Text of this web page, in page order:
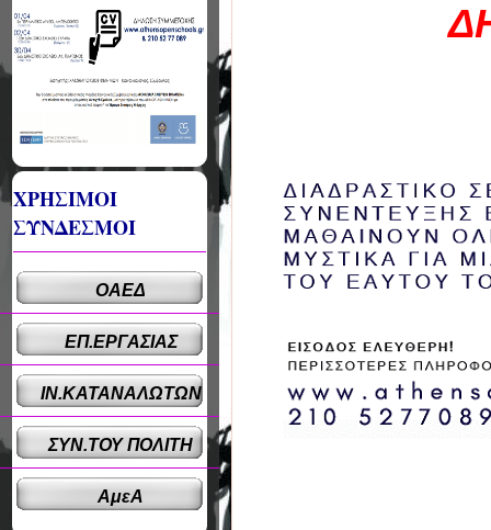
ΧΡΗΣΙΜΟΙ
ΣΥΝΔΕΣΜΟΙ
ΟΑΕΔ
ΕΠ.ΕΡΓΑΣΙΑΣ
ΙΝ.ΚΑΤΑΝΑΛΩΤΩΝ
ΣΥΝ.ΤΟΥ ΠΟΛΙΤΗ
ΑμεΑ